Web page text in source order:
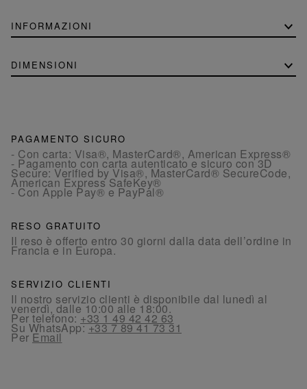
INFORMAZIONI
DIMENSIONI
PAGAMENTO SICURO
- Con carta: Visa®, MasterCard®, American Express®
- Pagamento con carta autenticato e sicuro con 3D
Secure: Verified by Visa®, MasterCard® SecureCode,
American Express SafeKey®
- Con Apple Pay® e PayPal®
RESO GRATUITO
Il reso è offerto entro 30 giorni dalla data dell’ordine in
Francia e in Europa.
SERVIZIO CLIENTI
Il nostro servizio clienti è disponibile dal lunedì al
venerdì, dalle 10:00 alle 18:00.
Per telefono:+33 1 49 42 42 63
Su WhatsApp:+33 7 89 41 73 31
PerEmail